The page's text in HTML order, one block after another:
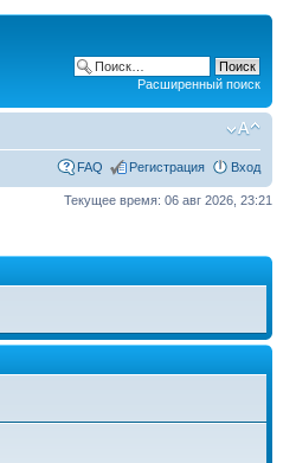
Расширенный поиск
FAQ Регистрация Вход
Текущее время: 06 авг 2026, 23:21